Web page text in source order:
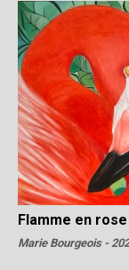
Flamme en rose
Marie Bourgeois -